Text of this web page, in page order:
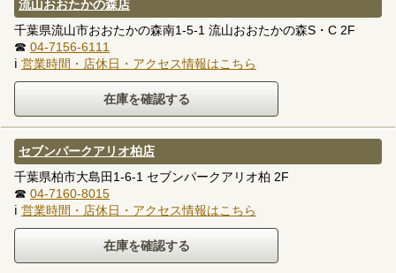
流山おおたかの森店
千葉県流山市おおたかの森南1-5-1 流山おおたかの森S・C 2F
☎ 04-7156-6111
ℹ 営業時間・店休日・アクセス情報はこちら
セブンパークアリオ柏店
千葉県柏市大島田1-6-1 セブンパークアリオ柏 2F
☎ 04-7160-8015
ℹ 営業時間・店休日・アクセス情報はこちら